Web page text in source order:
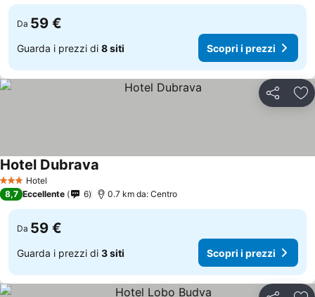
Da 59 €
Guarda i prezzi di 8 siti Scopri i prezzi
Condividi
3 StelleHotel
Hotel Dubrava
8,7 Eccellente 6 0.7 km da: Centro
Da 59 €
Guarda i prezzi di 3 siti Scopri i prezzi